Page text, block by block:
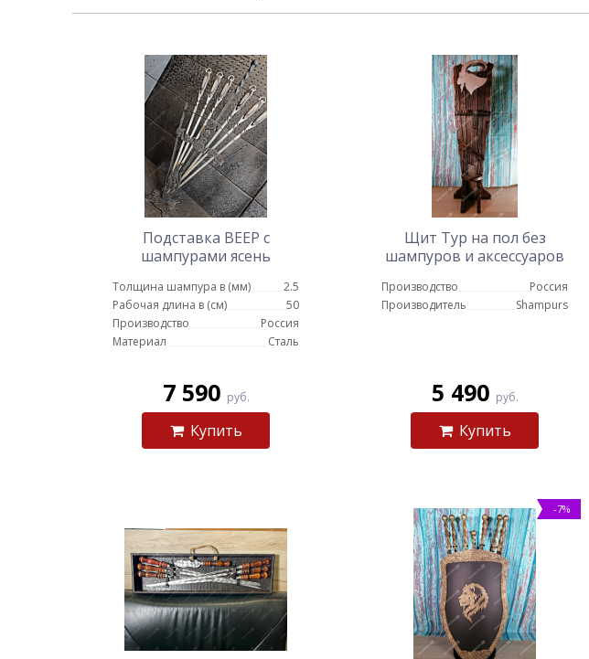
Подставка ВЕЕР с
шампурами ясень
Толщина шампура в (мм)
2.5
Рабочая длина в (см)
50
Производство
Россия
Материал
Сталь
7 590 руб.
Купить
Щит Тур на пол без
шампуров и аксессуаров
Производство
Россия
Производитель
Shampurs
5 490 руб.
Купить
-7%